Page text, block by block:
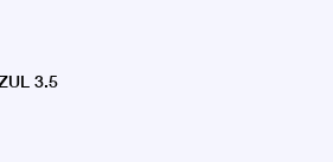
3.5